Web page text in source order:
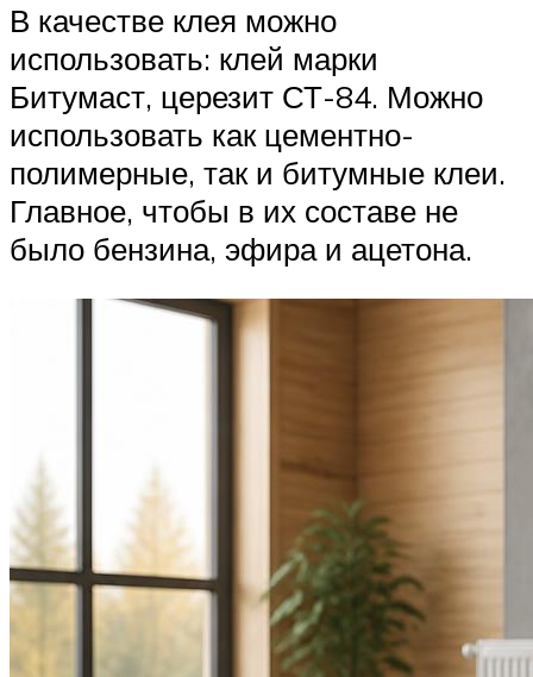
В качестве клея можно
использовать: клей марки
Битумаст, церезит СТ-84. Можно
использовать как цементно-
полимерные, так и битумные клеи.
Главное, чтобы в их составе не
было бензина, эфира и ацетона.